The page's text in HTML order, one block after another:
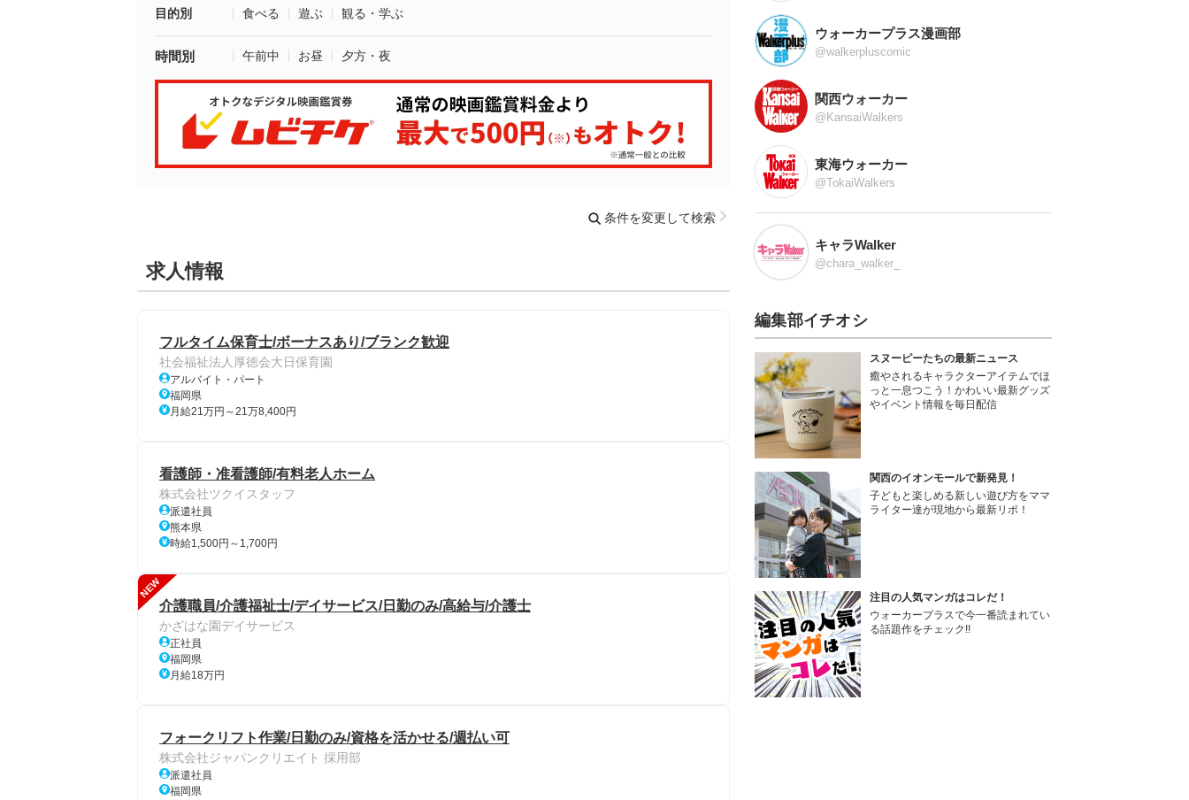
目的別 食べる 遊ぶ 観る・学ぶ
時間別 午前中 お昼 夕方・夜
条件を変更して検索
求人情報
フルタイム保育士/ボーナスあり/ブランク歓迎
社会福祉法人厚徳会大日保育園
アルバイト・パート
福岡県
月給21万円～21万8,400円
看護師・准看護師/有料老人ホーム
株式会社ツクイスタッフ
派遣社員
熊本県
時給1,500円～1,700円
NEW
介護職員/介護福祉士/デイサービス/日勤のみ/高給与/介護士
かざはな園デイサービス
正社員
福岡県
月給18万円
フォークリフト作業/日勤のみ/資格を活かせる/週払い可
株式会社ジャパンクリエイト 採用部
派遣社員
福岡県
ウォーカープラス漫画部
@walkerpluscomic
関西ウォーカー
@KansaiWalkers
東海ウォーカー
@TokaiWalkers
キャラWalker
@chara_walker_
編集部イチオシ
スヌーピーたちの最新ニュース
癒やされるキャラクターアイテムでほ
っと一息つこう！かわいい最新グッズ
やイベント情報を毎日配信
関西のイオンモールで新発見！
子どもと楽しめる新しい遊び方をママ
ライター達が現地から最新リポ！
注目の人気マンガはコレだ！
ウォーカープラスで今一番読まれてい
る話題作をチェック!!